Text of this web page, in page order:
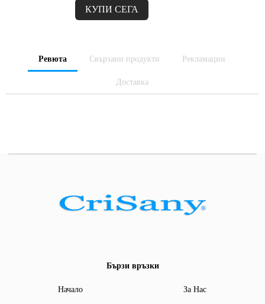
Ревюта Свързани продукти Рекламации
Доставка
Бързи връзки
Начало За Нас